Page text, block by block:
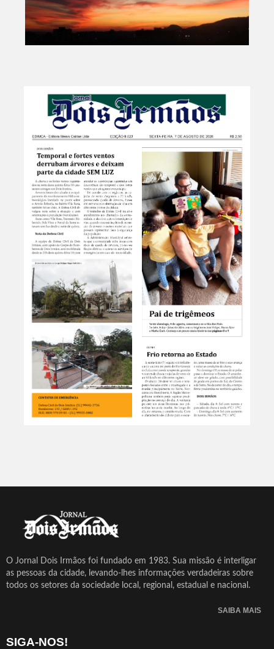
O Jornal Dois Irmãos foi fundado em 1983. Sua missão é interligar
as pessoas da cidade, levando-lhes informações verdadeiras sobre
todos os setores da sociedade local, regional, estadual e nacional.
SAIBA MAIS
SIGA-NOS!